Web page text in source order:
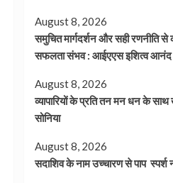
August 8, 2026
समुचित मार्गदर्शन और सही रणनीति से
सफलता संभव : आईएएस इशित्व आनंद
August 8, 2026
व्यापारियों के प्रति तन मन धन के
सोनिया
August 8, 2026
सदाशिव के नाम उच्चारण से पाप